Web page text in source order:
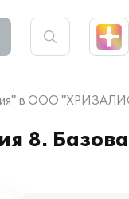
в ООО
8.